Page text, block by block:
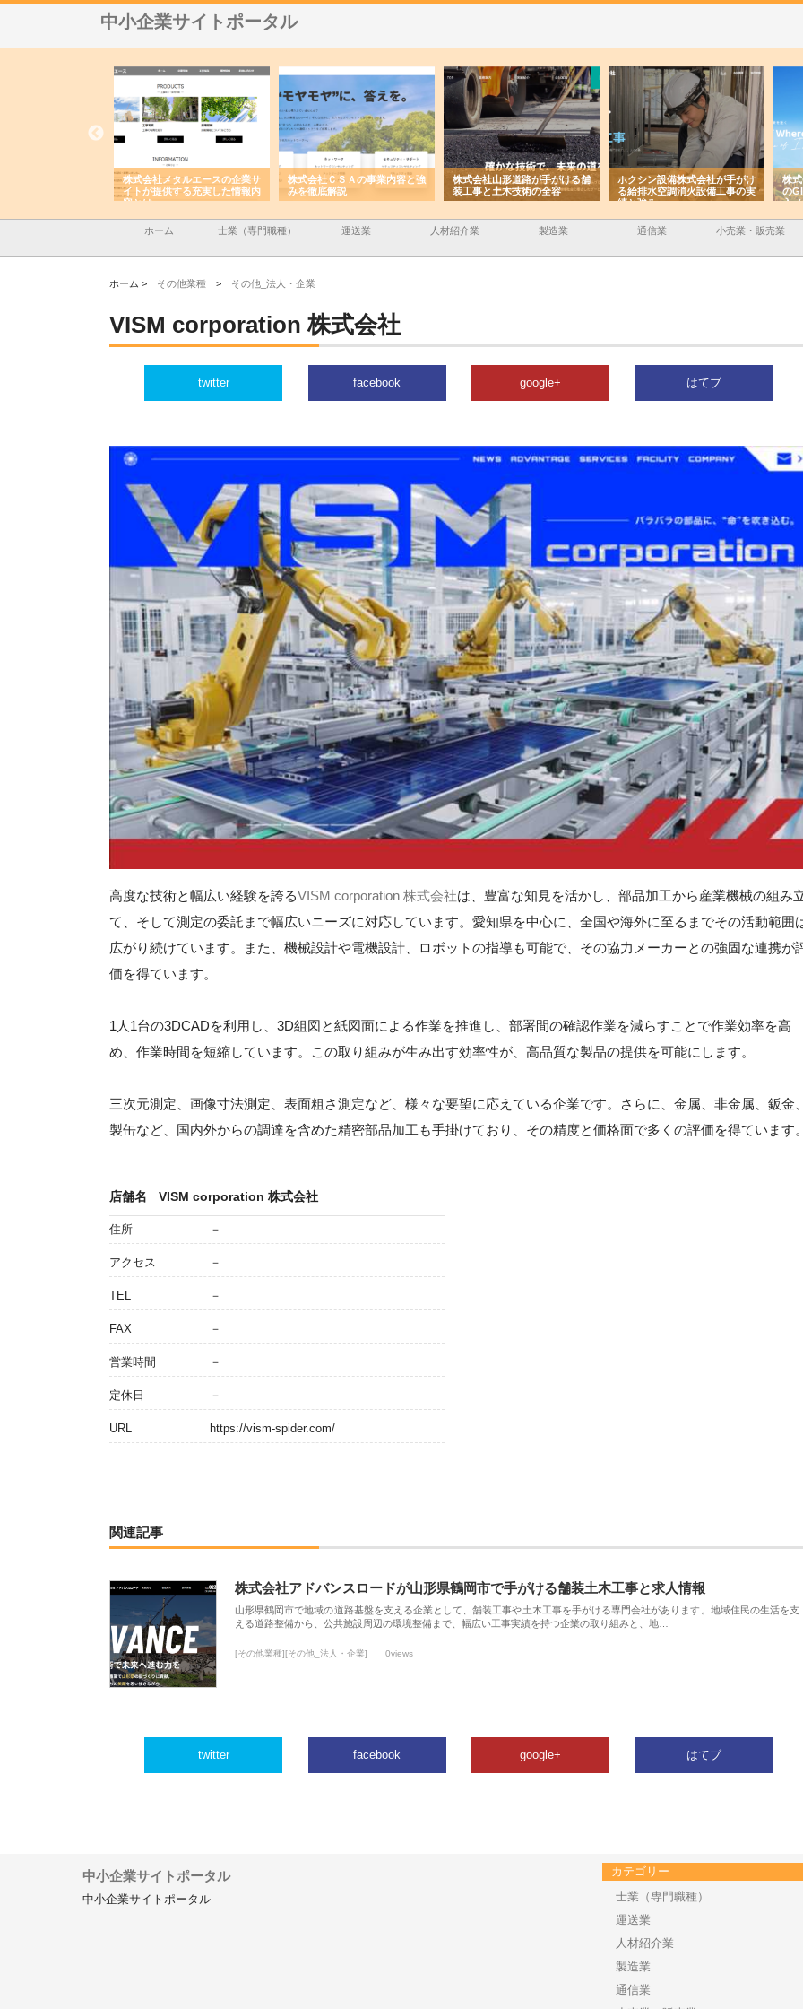
中小企業サイトポータル
株式会社メタルエースの企業サ
イトが提供する充実した情報内
容とは
株式会社ＣＳＡの事業内容と強
みを徹底解説
株式会社山形道路が手がける舗
装工事と土木技術の全容
ホクシン設備株式会社が手がけ
る給排水空調消火設備工事の実
績と強み
株
の
入
ホーム 士業（専門職種） 運送業 人材紹介業 製造業 通信業 小売業・販売業
ホーム > その他業種 > その他_法人・企業
VISM corporation 株式会社
twitter facebook google+ はてブ
高度な技術と幅広い経験を誇るVISM corporation 株式会社は、豊富な知見を活かし、部品加工から産業機械の組み
て、そして測定の委託まで幅広いニーズに対応しています。愛知県を中心に、全国や海外に至るまでその活動範囲
広がり続けています。また、機械設計や電機設計、ロボットの指導も可能で、その協力メーカーとの強固な連携が
価を得ています。
1人1台の3DCADを利用し、3D組図と紙図面による作業を推進し、部署間の確認作業を減らすことで作業効率を高
め、作業時間を短縮しています。この取り組みが生み出す効率性が、高品質な製品の提供を可能にします。
三次元測定、画像寸法測定、表面粗さ測定など、様々な要望に応えている企業です。さらに、金属、非金属、鈑金、
製缶など、国内外からの調達を含めた精密部品加工も手掛けており、その精度と価格面で多くの評価を得ています。
店舗名 VISM corporation 株式会社
住所 －
アクセス －
TEL －
FAX －
営業時間 －
定休日 －
URL https://vism-spider.com/
関連記事
株式会社アドバンスロードが山形県鶴岡市で手がける舗装土木工事と求人情報
山形県鶴岡市で地域の道路基盤を支える企業として、舗装工事や土木工事を手がける専門会社があります。地域住民の生活を支
える道路整備から、公共施設周辺の環境整備まで、幅広い工事実績を持つ企業の取り組みと、地…
[その他業種][その他_法人・企業] 0views
twitter facebook google+ はてブ
中小企業サイトポータル
中小企業サイトポータル
カテゴリー
士業（専門職種）
運送業
人材紹介業
製造業
通信業